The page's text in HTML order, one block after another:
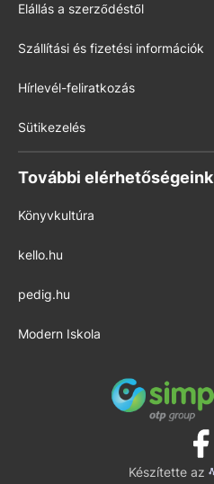
Elállás a szerződéstől
Szállítási és fizetési információk
Hírlevél-feliratkozás
Sütikezelés
További elérhetőségeink
Könyvkultúra
kello.hu
pedig.hu
Modern Iskola
Készítette az